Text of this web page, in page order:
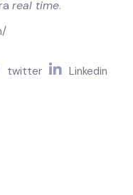
real time.
twitter Linkedin